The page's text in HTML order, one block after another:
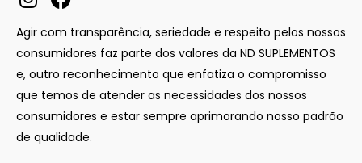
Agir com transparência, seriedade e respeito pelos nossos
consumidores faz parte dos valores da ND SUPLEMENTOS
e, outro reconhecimento que enfatiza o compromisso
que temos de atender as necessidades dos nossos
consumidores e estar sempre aprimorando nosso padrão
de qualidade.